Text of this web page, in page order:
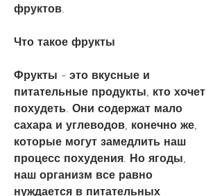
фруктов.
Что такое фрукты
Фрукты - это вкусные и
питательные продукты, кто хочет
похудеть. Они содержат мало
сахара и углеводов, конечно же,
которые могут замедлить наш
процесс похудения. Но ягоды,
наш организм все равно
нуждается в питательных